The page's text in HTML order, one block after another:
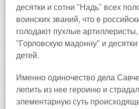
десятки и сотни "Надь" всех
воинских званий, что в
голодают пухлые
"Горловскую мадонну" и десятки
детей.
Именно одиночество дела
лепить из нее героиню и
элементарную суть